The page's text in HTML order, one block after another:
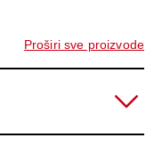
Proširi sve proizvode